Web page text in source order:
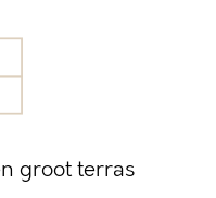
groot terras